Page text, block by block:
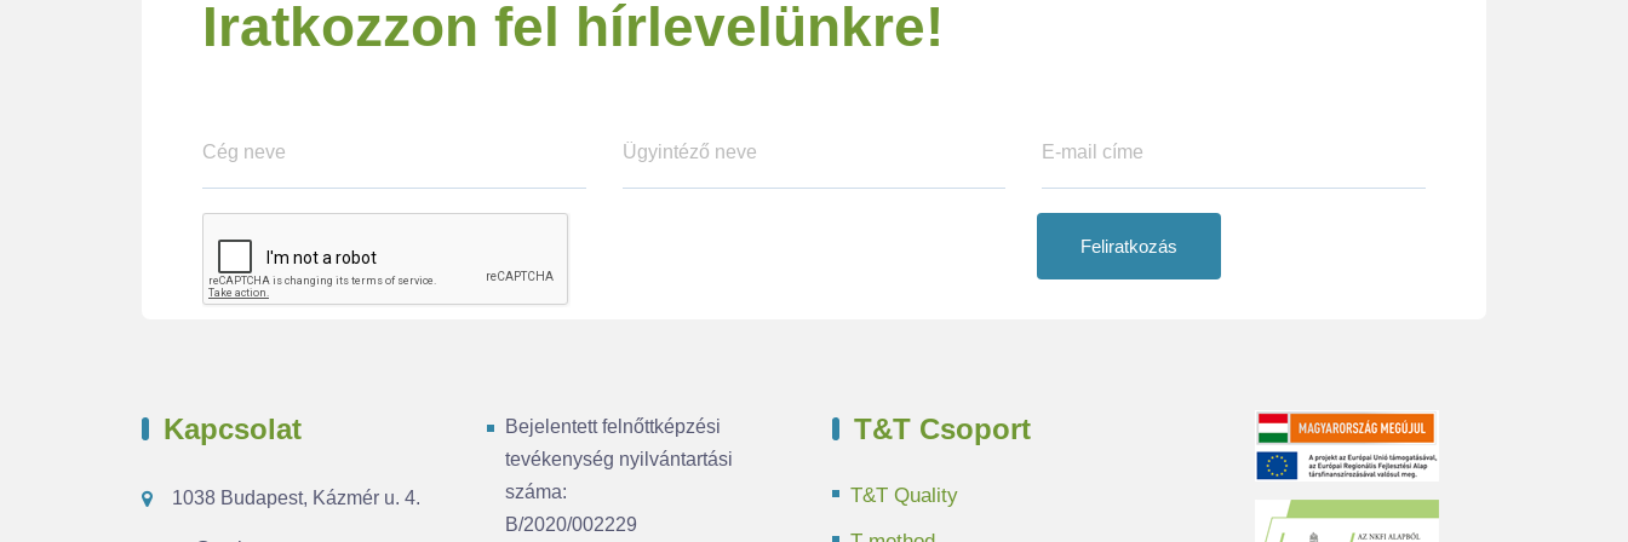
Iratkozzon fel hírlevelünkre!
Feliratkozás
Kapcsolat
1038 Budapest, Kázmér u. 4.
Bejelentett felnőttképzési
tevékenység nyilvántartási
száma:
B/2020/002229
T&T Csoport
T&T Quality